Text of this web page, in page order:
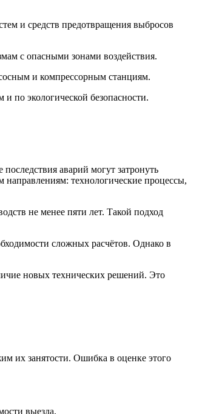
и средств предотвращения выбросов
с опасными зонами воздействия.
и компрессорным станциям.
по экологической безопасности.
аварий могут затронуть
направлениям: технологические процессы,
не менее пяти лет. Такой подход
сложных расчётов. Однако в
новых технических решений. Это
их занятости. Ошибка в оценке этого
выезда.